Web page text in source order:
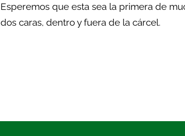
Esperemos que esta sea la primera de
dos caras, dentro y fuera de la cárcel.